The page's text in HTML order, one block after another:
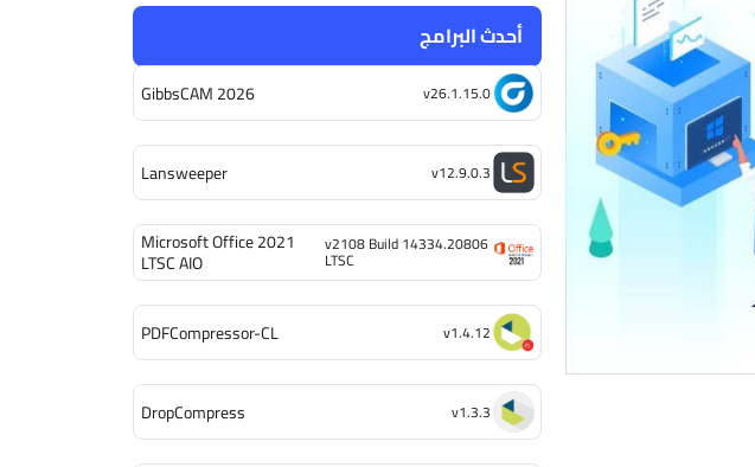
أحدث البرامج
GibbsCAM 2026 v26.1.15.0
Lansweeper v12.9.0.3
Microsoft Office 2021
LTSC AIO
v2108 Build 14334.20806
LTSC
PDFCompressor-CL v1.4.12
DropCompress v1.3.3